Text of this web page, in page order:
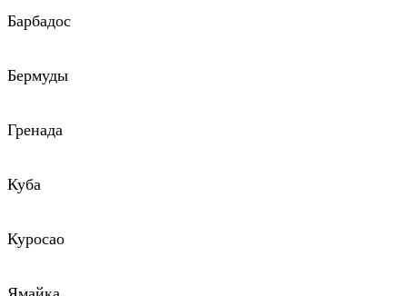
Барбадос
Бермуды
Гренада
Куба
Куросао